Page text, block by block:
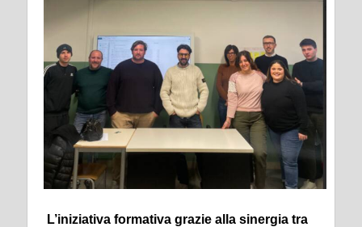
L’iniziativa formativa grazie alla sinergia tra